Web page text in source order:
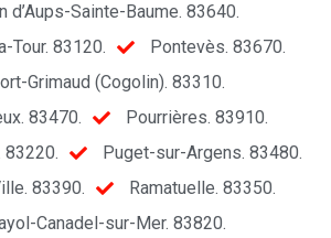
d’Aups-Sainte-Baume. 83640.
Tour. 83120.
Pontevès. 83670.
Grimaud (Cogolin). 83310.
83470.
Pourrières. 83910.
83220.
Puget-sur-Argens. 83480.
83390.
Ramatuelle. 83350.
Canadel-sur-Mer. 83820.